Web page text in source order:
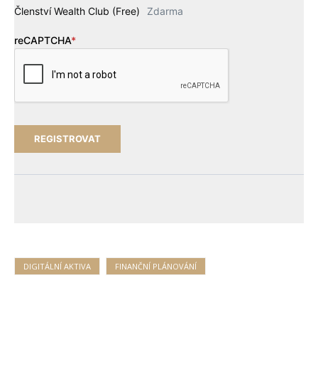
Členství Wealth Club (Free) Zdarma
reCAPTCHA*
DIGITÁLNÍ AKTIVA FINANČNÍ PLÁNOVÁNÍ